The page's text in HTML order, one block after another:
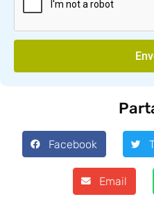
Facebook
Email